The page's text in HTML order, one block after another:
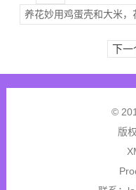
养花妙用鸡蛋壳和大米
下一
©
版